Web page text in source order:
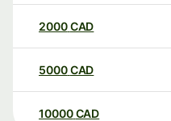
2000CAD
5000CAD
10000 CAD